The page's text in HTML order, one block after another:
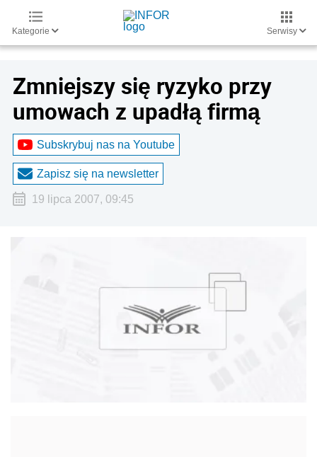
Kategorie Serwisy
Zmniejszy się ryzyko przy
umowach z upadłą firmą
Subskrybuj nas na Youtube
Zapisz się na newsletter
19 lipca 2007, 09:45